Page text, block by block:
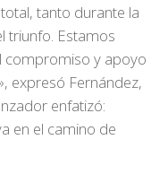
tanto durante la
triunfo. Estamos
compromiso y apoyo
expresó Fernández,
enfatizó:
en el camino de